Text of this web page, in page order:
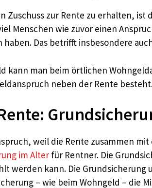
Zuschuss zur Rente zu erhalten, ist
Menschen wie zuvor einen
haben. Das betrifft insbesondere
kann man beim örtlichen
neben der Rente
weil die Rente zusammen
im Alter für Rentner. Die
werden kann. Die Grundsicherung
– wie beim Wohngeld – die